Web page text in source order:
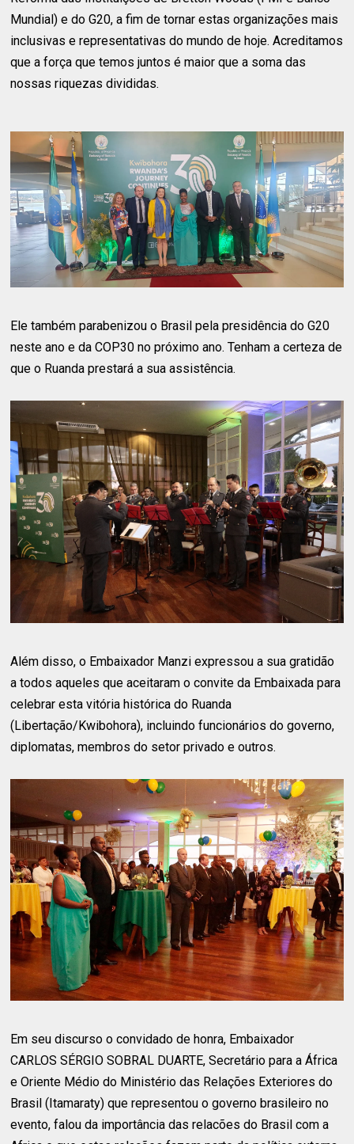
Mundial) e do G20, a fim de tornar estas organizações mais
inclusivas e representativas do mundo de hoje. Acreditamos
que a força que temos juntos é maior que a soma das
nossas riquezas divididas.
Ele também parabenizou o Brasil pela presidência do G20
neste ano e da COP30 no próximo ano. Tenham a certeza de
que o Ruanda prestará a sua assistência.
Além disso, o Embaixador Manzi expressou a sua gratidão
a todos aqueles que aceitaram o convite da Embaixada para
celebrar esta vitória histórica do Ruanda
(Libertação/Kwibohora), incluindo funcionários do governo,
diplomatas, membros do setor privado e outros.
Em seu discurso o convidado de honra, Embaixador
CARLOS SÉRGIO SOBRAL DUARTE, Secretário para a África
e Oriente Médio do Ministério das Relações Exteriores do
Brasil (Itamaraty) que representou o governo brasileiro no
evento, falou da importância das relacões do Brasil com a